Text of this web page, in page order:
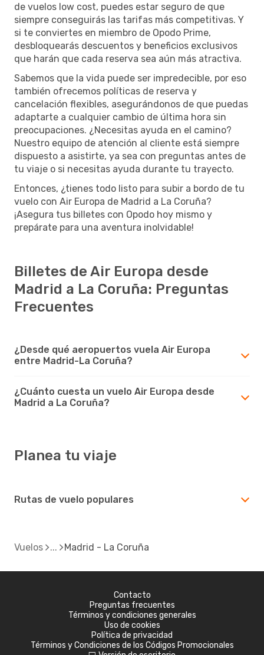
de vuelos low cost, puedes estar seguro de que
siempre conseguirás las tarifas más competitivas. Y
si te conviertes en miembro de Opodo Prime,
desbloquearás descuentos y beneficios exclusivos
que harán que cada reserva sea aún más atractiva.
Sabemos que la vida puede ser impredecible, por eso
también ofrecemos políticas de reserva y
cancelación flexibles, asegurándonos de que puedas
adaptarte a cualquier cambio de última hora sin
preocupaciones. ¿Necesitas ayuda en el camino?
Nuestro equipo de atención al cliente está siempre
dispuesto a asistirte, ya sea con preguntas antes de
tu viaje o si necesitas ayuda durante tu trayecto.
Entonces, ¿tienes todo listo para subir a bordo de tu
vuelo con Air Europa de Madrid a La Coruña?
¡Asegura tus billetes con Opodo hoy mismo y
prepárate para una aventura inolvidable!
Billetes de Air Europa desde
Madrid a La Coruña: Preguntas
Frecuentes
¿Desde qué aeropuertos vuela Air Europa
entre Madrid-La Coruña?
¿Cuánto cuesta un vuelo Air Europa desde
Madrid a La Coruña?
Planea tu viaje
Rutas de vuelo populares
Vuelos Madrid - La Coruña
Contacto
Preguntas frecuentes
Términos y condiciones generales
Uso de cookies
Política de privacidad
Términos y Condiciones de los Códigos Promocionales